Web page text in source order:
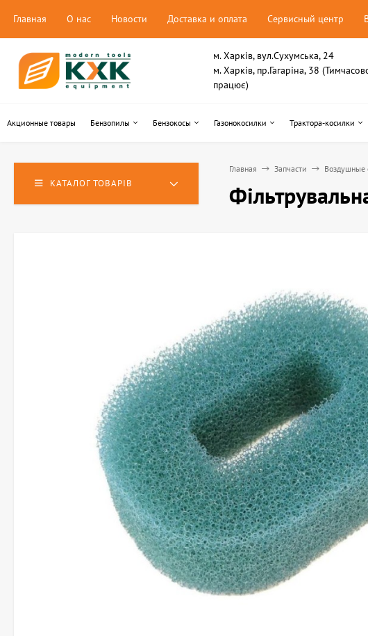
Главная О нас Новости Доставка и оплата Сервисный центр
м. Харків, вул.Сухумська, 24
м. Харків, пр.Гагаріна, 38
працює)
Акционные товары Бензопилы Бензокосы Газонокосилки Трактора-косилки
КАТАЛОГ ТОВАРІВ
Главная Запчасти Воздушные